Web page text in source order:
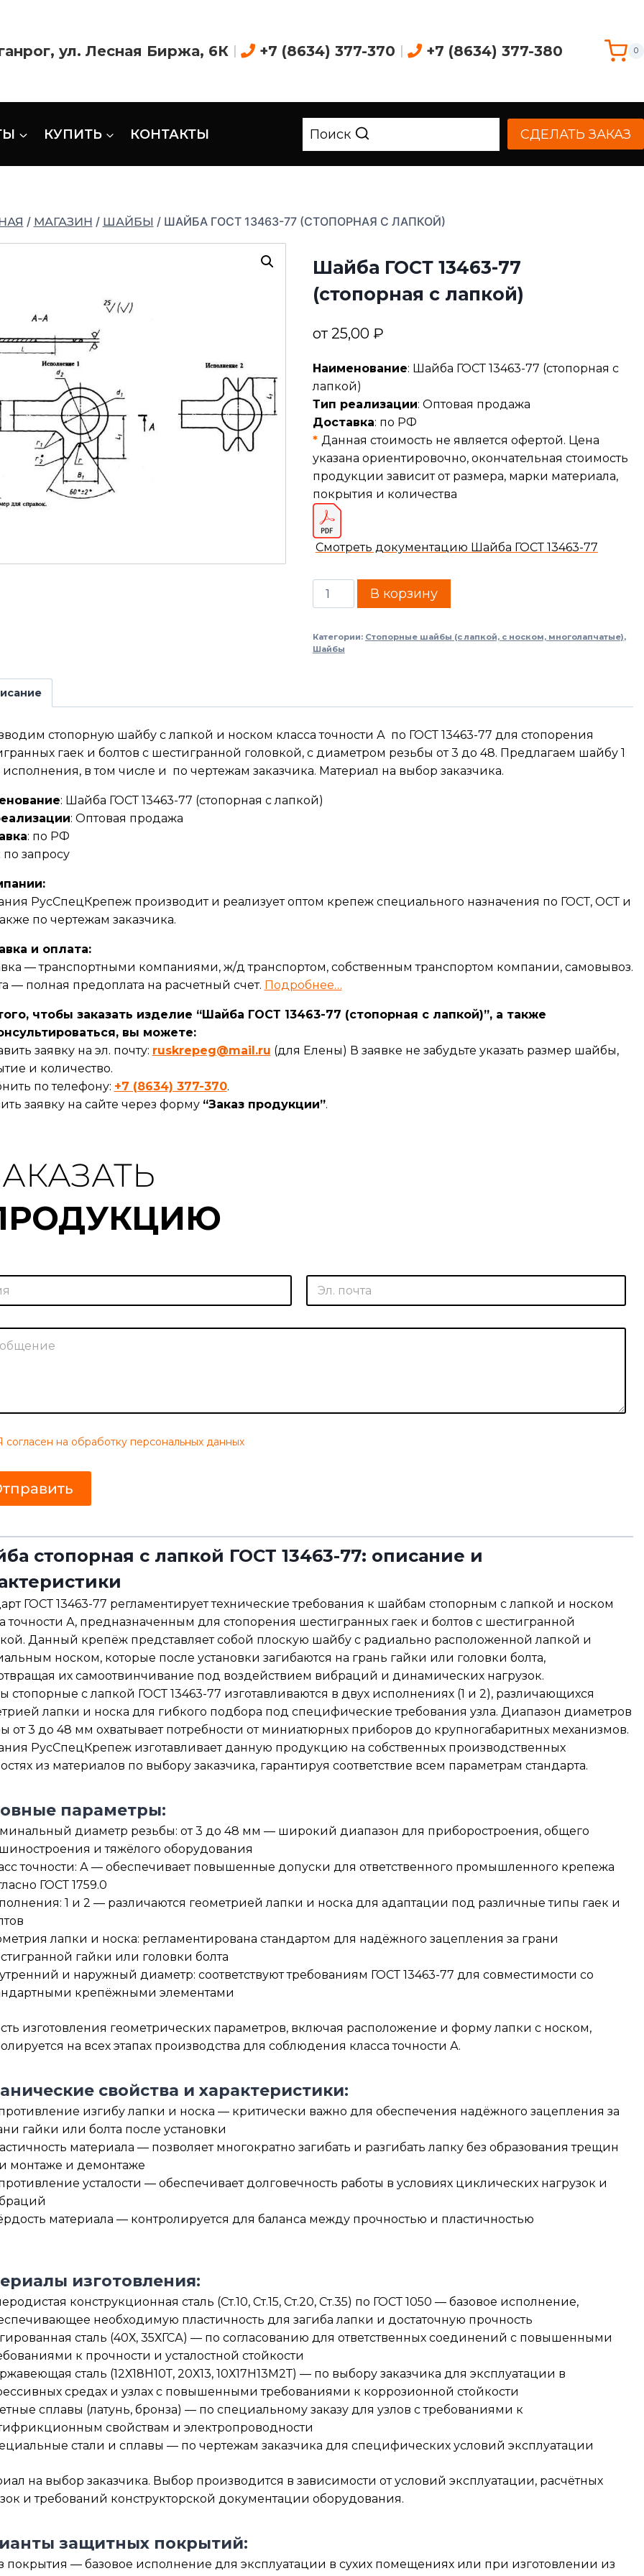
ул. Лесная Биржа, 6К | +7 (8634) 377-370 | +7 (8634) 377-380 0
КУПИТЬ КОНТАКТЫ Поиск СДЕЛАТЬ ЗАКАЗ
/ МАГАЗИН / ШАЙБЫ / ШАЙБА ГОСТ 13463-77 (СТОПОРНАЯ С ЛАПКОЙ)
Шайба ГОСТ 13463-77
(стопорная с лапкой)
от 25,00 ₽
Наименование: Шайба ГОСТ 13463-77 (стопорная с
лапкой)
Тип реализации: Оптовая продажа
Доставка: по РФ
* Данная стоимость не является офертой. Цена
указана ориентировочно, окончательная стоимость
продукции зависит от размера, марки материала,
покрытия и количества
Смотреть документацию Шайба ГОСТ 13463-77
В корзину
Категории: Стопорные шайбы (с лапкой, с носком, многолапчатые),
Шайбы
стопорную шайбу с лапкой и носком класса точности А по ГОСТ 13463-77 для стопорения
гаек и болтов с шестигранной головкой, с диаметром резьбы от 3 до 48. Предлагаем шайбу 1
в том числе и по чертежам заказчика. Материал на выбор заказчика.
: Шайба ГОСТ 13463-77 (стопорная с лапкой)
: Оптовая продажа
: по РФ
: по запросу
РусСпецКрепеж производит и реализует оптом крепеж специального назначения по ГОСТ, ОСТ и
по чертежам заказчика.
и оплата:
— транспортными компаниями, ж/д транспортом, собственным транспортом компании, самовывоз.
— полная предоплата на расчетный счет. Подробнее…
чтобы заказать изделие “Шайба ГОСТ 13463-77 (стопорная с лапкой)”, а также
вы можете:
заявку на эл. почту: ruskrepeg@mail.ru (для Елены) В заявке не забудьте указать размер шайбы,
и количество.
по телефону: +7 (8634) 377-370.
заявку на сайте через форму “Заказ продукции”.
Э
.
о
согласен на обработку персональных данных
стопорная с лапкой ГОСТ 13463-77: описание и
ГОСТ 13463-77 регламентирует технические требования к шайбам стопорным с лапкой и носком
точности А, предназначенным для стопорения шестигранных гаек и болтов с шестигранной
Данный крепёж представляет собой плоскую шайбу с радиально расположенной лапкой и
носком, которые после установки загибаются на грань гайки или головки болта,
их самоотвинчивание под воздействием вибраций и динамических нагрузок.
стопорные с лапкой ГОСТ 13463-77 изготавливаются в двух исполнениях (1 и 2), различающихся
лапки и носка для гибкого подбора под специфические требования узла. Диапазон диаметров
от 3 до 48 мм охватывает потребности от миниатюрных приборов до крупногабаритных механизмов.
РусСпецКрепеж изготавливает данную продукцию на собственных производственных
из материалов по выбору заказчика, гарантируя соответствие всем параметрам стандарта.
параметры:
диаметр резьбы: от 3 до 48 мм — широкий диапазон для приборостроения, общего
и тяжёлого оборудования
точности: А — обеспечивает повышенные допуски для ответственного промышленного крепежа
ГОСТ 1759.0
1 и 2 — различаются геометрией лапки и носка для адаптации под различные типы гаек и
лапки и носка: регламентирована стандартом для надёжного зацепления за грани
гайки или головки болта
и наружный диаметр: соответствуют требованиям ГОСТ 13463-77 для совместимости со
крепёжными элементами
изготовления геометрических параметров, включая расположение и форму лапки с носком,
на всех этапах производства для соблюдения класса точности А.
свойства и характеристики:
изгибу лапки и носка — критически важно для обеспечения надёжного зацепления за
гайки или болта после установки
материала — позволяет многократно загибать и разгибать лапку без образования трещин
монтаже и демонтаже
усталости — обеспечивает долговечность работы в условиях циклических нагрузок и
материала — контролируется для баланса между прочностью и пластичностью
изготовления:
конструкционная сталь (Ст.10, Ст.15, Ст.20, Ст.35) по ГОСТ 1050 — базовое исполнение,
необходимую пластичность для загиба лапки и достаточную прочность
сталь (40Х, 35ХГСА) — по согласованию для ответственных соединений с повышенными
к прочности и усталостной стойкости
сталь (12Х18Н10Т, 20Х13, 10Х17Н13М2Т) — по выбору заказчика для эксплуатации в
средах и узлах с повышенными требованиями к коррозионной стойкости
сплавы (латунь, бронза) — по специальному заказу для узлов с требованиями к
свойствам и электропроводности
стали и сплавы — по чертежам заказчика для специфических условий эксплуатации
на выбор заказчика. Выбор производится в зависимости от условий эксплуатации, расчётных
и требований конструкторской документации оборудования.
защитных покрытий:
покрытия — базовое исполнение для эксплуатации в сухих помещениях или при изготовлении из